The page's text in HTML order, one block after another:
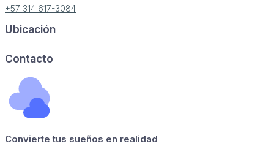
+57 314 617-3084
Ubicación
Contacto
Convierte tus sueños en realidad